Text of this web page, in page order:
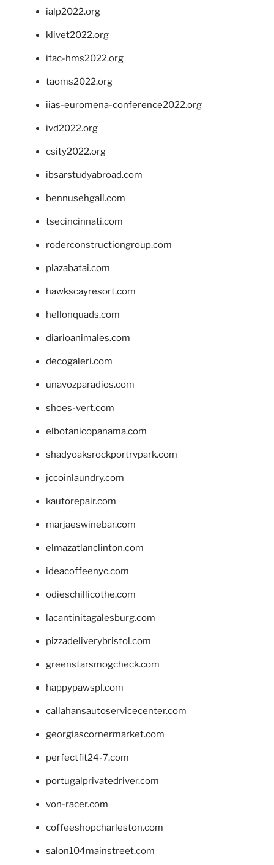
ialp2022.org
klivet2022.org
ifac-hms2022.org
taoms2022.org
iias-euromena-conference2022.org
ivd2022.org
csity2022.org
ibsarstudyabroad.com
bennusehgall.com
tsecincinnati.com
roderconstructiongroup.com
plazabatai.com
hawkscayresort.com
hellonquads.com
diarioanimales.com
decogaleri.com
unavozparadios.com
shoes-vert.com
elbotanicopanama.com
shadyoaksrockportrvpark.com
jccoinlaundry.com
kautorepair.com
marjaeswinebar.com
elmazatlanclinton.com
ideacoffeenyc.com
odieschillicothe.com
lacantinitagalesburg.com
pizzadeliverybristol.com
greenstarsmogcheck.com
happypawspl.com
callahansautoservicecenter.com
georgiascornermarket.com
perfectfit24-7.com
portugalprivatedriver.com
von-racer.com
coffeeshopcharleston.com
salon104mainstreet.com